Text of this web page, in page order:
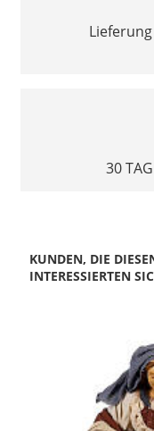
30
KUNDEN, DIE
INTERESSIERTEN